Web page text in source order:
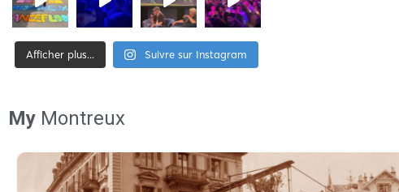
Afficher plus... Suivre sur Instagram
My Montreux